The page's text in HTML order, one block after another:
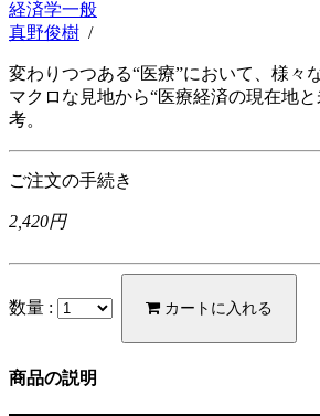
経済学一般
真野俊樹 /
変わりつつある“医療”において、様々
マクロな見地から“医療経済の現在地
考。
ご注文の手続き
2,420円
数量 : カートに入れる
商品の説明